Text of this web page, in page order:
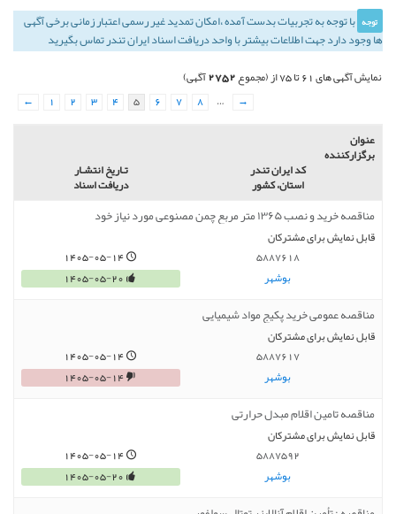
توجه با توجه به تجربيات بدست آمده ،‌امكان تمديد غير رسمی اعتبار زمانی برخی آگهی
ها وجود دارد جهت اطلاعات بیشتر با واحد دریافت اسناد ایران تندر تماس بگیرید
نمایش آگهی های 61 تا 75 از (مجموع 2752آگهی)
←
1 2 3 4 5 6 7 8 … →
عنوان
برگزارکننده
کد ایران تندر
استان، کشور
تـاريخ انتشـار
دریافت اسناد
مناقصه خرید و نصب ۱۳۶۵ متر مربع چمن مصنوعی مورد نیاز خود
قابل نمایش برای مشترکان
5887618
بوشهر
1405-05-14
1405-05-20
مناقصه عمومی خرید پکیج مواد شیمیایی
قابل نمایش برای مشترکان
5887617
بوشهر
1405-05-14
1405-05-14
مناقصه تامین اقلام مبدل حرارتی
قابل نمایش برای مشترکان
5887592
بوشهر
1405-05-14
1405-05-20